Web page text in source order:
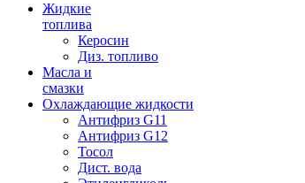
Жидкие
топлива
Керосин
Диз. топливо
Масла и
смазки
Охлаждающие жидкости
Антифриз G11
Антифриз G12
Тосол
Дист. вода